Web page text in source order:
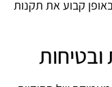
קבוע את תקנות
ובטיחות